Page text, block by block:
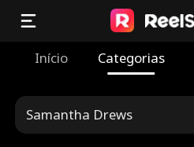
Início Categorias
Samantha Drews